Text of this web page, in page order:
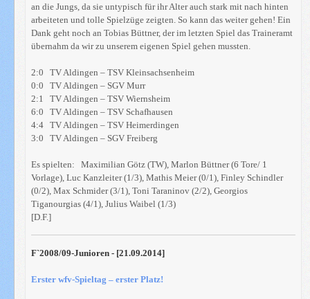
an die Jungs, da sie untypisch für ihr Alter auch stark mit nach hinten
arbeiteten und tolle Spielzüge zeigten. So kann das weiter gehen! Ein
Dank geht noch an Tobias Büttner, der im letzten Spiel das Traineramt
übernahm da wir zu unserem eigenen Spiel gehen mussten.
2:0 TV Aldingen – TSV Kleinsachsenheim
0:0 TV Aldingen – SGV Murr
2:1 TV Aldingen – TSV Wiernsheim
6:0 TV Aldingen – TSV Schafhausen
4:4 TV Aldingen – TSV Heimerdingen
3:0 TV Aldingen – SGV Freiberg
Es spielten: Maximilian Götz (TW), Marlon Büttner (6 Tore/ 1
Vorlage), Luc Kanzleiter (1/3), Mathis Meier (0/1), Finley Schindler
(0/2), Max Schmider (3/1), Toni Taraninov (2/2), Georgios
Tiganourgias (4/1), Julius Waibel (1/3)
[D.F.]
F`2008/09-Junioren - [21.09.2014]
Erster wfv-Spieltag – erster Platz!